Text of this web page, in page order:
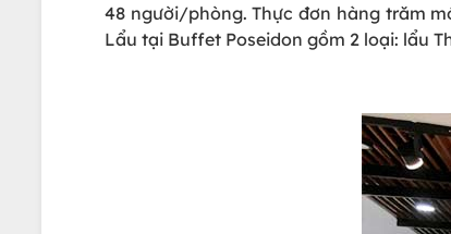
48 người/phòng. Thực đơn hàng trăm
Lẩu tại Buffet Poseidon gồm 2 loại: lẩu